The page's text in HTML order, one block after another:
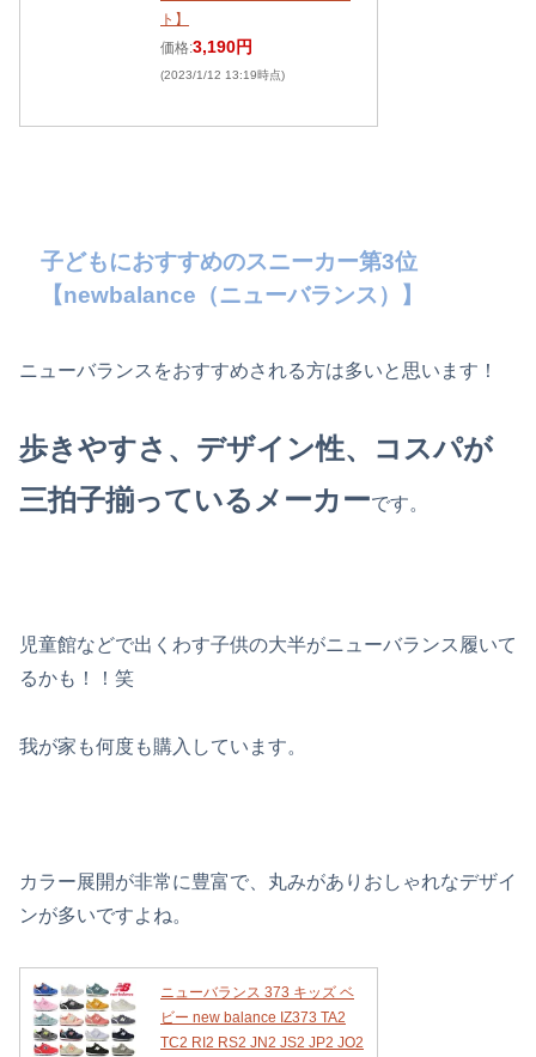
ト】
価格:3,190円
(2023/1/12 13:19時点)
子どもにおすすめのスニーカー第3位
【newbalance（ニューバランス）】
ニューバランスをおすすめされる方は多いと思います！
歩きやすさ、デザイン性、コスパが
三拍子揃っているメーカーです。
児童館などで出くわす子供の大半がニューバランス履いて
るかも！！笑
我が家も何度も購入しています。
カラー展開が非常に豊富で、丸みがありおしゃれなデザイ
ンが多いですよね。
ニューバランス 373 キッズ ベ
ビー new balance IZ373 TA2
TC2 RI2 RS2 JN2 JS2 JP2 JO2